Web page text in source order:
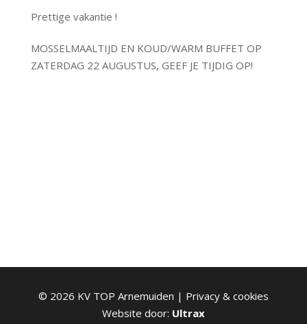
Prettige vakantie !
MOSSELMAALTIJD EN KOUD/WARM BUFFET OP
ZATERDAG 22 AUGUSTUS, GEEF JE TIJDIG OP!
© 2026 KV TOP Arnemuiden | Privacy & cookies
Website door: Ultrax